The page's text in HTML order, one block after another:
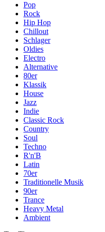
Pop
Rock
Hip Hop
Chillout
Schlager
Oldies
Electro
Alternative
80er
Klassik
House
Jazz
Indie
Classic Rock
Country
Soul
Techno
R'n'B
Latin
70er
Traditionelle Musik
90er
Trance
Heavy Metal
Ambient